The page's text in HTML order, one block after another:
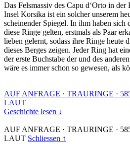
Das Felsmassiv des Capu d‘Orto in
Insel Korsika ist ein solcher unserem
scheinender Spiegel. In ihm haben sich
diese Ringe gelten, erstmals als Paar
lieben gelernt, sodass ihre Ringe heute
dieses Berges zeigen. Jeder Ring hat
der erste Buchstabe der und des
wäre es immer schon so gewesen, als
AUF ANFRAGE · TRAURINGE ·
LAUT
Geschichte lesen ↓
AUF ANFRAGE · TRAURINGE ·
LAUT Schliessen ↑